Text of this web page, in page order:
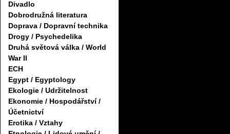
Divadlo
Dobrodružná literatura
Doprava / Dopravní technika
Drogy / Psychedelika
Druhá světová válka / World
War II
ECH
Egypt / Egyptology
Ekologie / Udržitelnost
Ekonomie / Hospodářství /
Účetnictví
Erotika / Vztahy